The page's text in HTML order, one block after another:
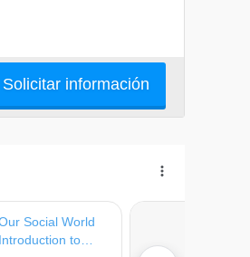
Solicitar información